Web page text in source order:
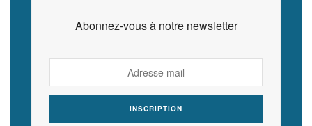
Abonnez-vous à notre newsletter